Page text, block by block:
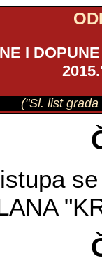
I
("Sl. list